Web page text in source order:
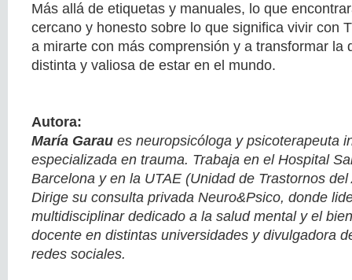
Más allá de etiquetas y manuales, lo que
cercano y honesto sobre lo que significa vivir con
a mirarte con más comprensión y a transformar la
distinta y valiosa de estar en el mundo.
Autora:
María Garau es neuropsicóloga y psicoterapeuta
especializada en trauma. Trabaja en el Hospital
Barcelona y en la UTAE (Unidad de Trastornos
Dirige su consulta privada Neuro&Psico, donde
multidisciplinar dedicado a la salud mental y el
docente en distintas universidades y divulgadora
redes sociales.